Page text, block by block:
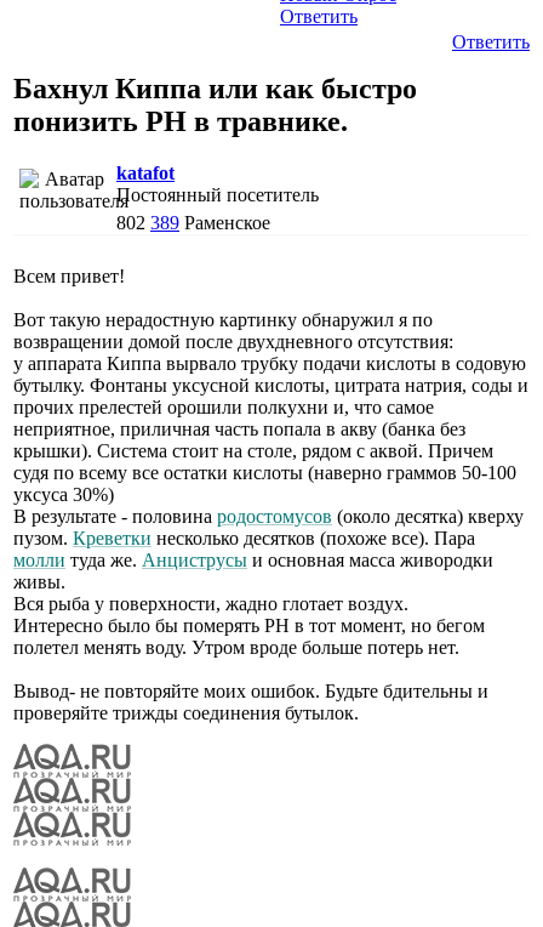
Ответить
Ответить
Бахнул Киппа или как быстро
понизить PH в травнике.
katafot
Постоянный посетитель
802 389 Раменское
Всем привет!
Вот такую нерадостную картинку обнаружил я по
возвращении домой после двухдневного отсутствия:
у аппарата Киппа вырвало трубку подачи кислоты в содовую
бутылку. Фонтаны уксусной кислоты, цитрата натрия, соды и
прочих прелестей орошили полкухни и, что самое
неприятное, приличная часть попала в акву (банка без
крышки). Система стоит на столе, рядом с аквой. Причем
судя по всему все остатки кислоты (наверно граммов 50-100
уксуса 30%)
В результате - половина родостомусов (около десятка) кверху
пузом. Креветки несколько десятков (похоже все). Пара
молли туда же. Анциструсы и основная масса живородки
живы.
Вся рыба у поверхности, жадно глотает воздух.
Интересно было бы померять PH в тот момент, но бегом
полетел менять воду. Утром вроде больше потерь нет.
Вывод- не повторяйте моих ошибок. Будьте бдительны и
проверяйте трижды соединения бутылок.